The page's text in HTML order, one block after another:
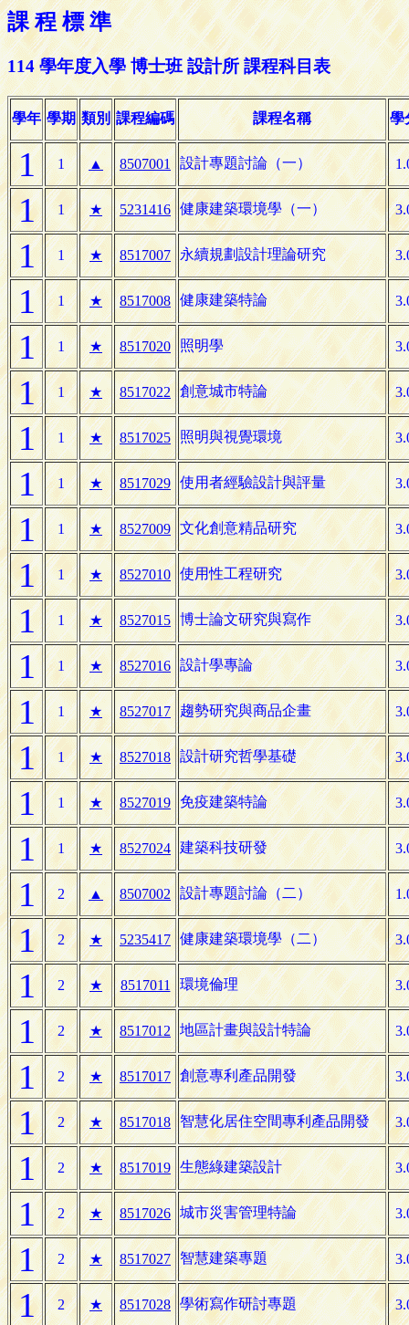
課 程 標 準
114 學年度入學 博士班 設計所 課程科目表
學年 學期 類別 課程編碼 課程名稱 學
1 1 ▲ 8507001 設計專題討論（一）
1 1 ★ 5231416 健康建築環境學（一）
1 1 ★ 8517007 永續規劃設計理論研究
1 1 ★ 8517008 健康建築特論
1 1 ★ 8517020 照明學
1 1 ★ 8517022 創意城市特論
1 1 ★ 8517025 照明與視覺環境
1 1 ★ 8517029 使用者經驗設計與評量
1 1 ★ 8527009 文化創意精品研究
1 1 ★ 8527010 使用性工程研究
1 1 ★ 8527015 博士論文研究與寫作
1 1 ★ 8527016 設計學專論
1 1 ★ 8527017 趨勢研究與商品企畫
1 1 ★ 8527018 設計研究哲學基礎
1 1 ★ 8527019 免疫建築特論
1 1 ★ 8527024 建築科技研發
1 2 ▲ 8507002 設計專題討論（二）
1 2 ★ 5235417 健康建築環境學（二）
1 2 ★ 8517011 環境倫理
1 2 ★ 8517012 地區計畫與設計特論
1 2 ★ 8517017 創意專利產品開發
1 2 ★ 8517018 智慧化居住空間專利產品開發
1 2 ★ 8517019 生態綠建築設計
1 2 ★ 8517026 城市災害管理特論
1 2 ★ 8517027 智慧建築專題
1 2 ★ 8517028 學術寫作研討專題